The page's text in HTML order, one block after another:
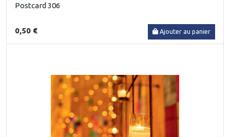
Postcard 306
0,50 € Ajouter au panier